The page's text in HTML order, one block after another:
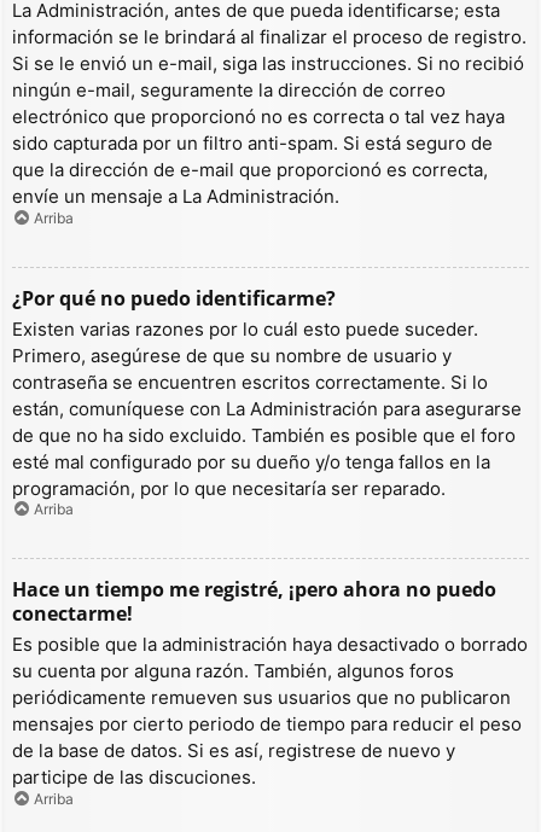
La Administración, antes de que pueda identificarse; esta
información se le brindará al finalizar el proceso de registro.
Si se le envió un e-mail, siga las instrucciones. Si no recibió
ningún e-mail, seguramente la dirección de correo
electrónico que proporcionó no es correcta o tal vez haya
sido capturada por un filtro anti-spam. Si está seguro de
que la dirección de e-mail que proporcionó es correcta,
envíe un mensaje a La Administración.
Arriba
¿Por qué no puedo identificarme?
Existen varias razones por lo cuál esto puede suceder.
Primero, asegúrese de que su nombre de usuario y
contraseña se encuentren escritos correctamente. Si lo
están, comuníquese con La Administración para asegurarse
de que no ha sido excluido. También es posible que el foro
esté mal configurado por su dueño y/o tenga fallos en la
programación, por lo que necesitaría ser reparado.
Arriba
Hace un tiempo me registré, ¡pero ahora no puedo
conectarme!
Es posible que la administración haya desactivado o borrado
su cuenta por alguna razón. También, algunos foros
periódicamente remueven sus usuarios que no publicaron
mensajes por cierto periodo de tiempo para reducir el peso
de la base de datos. Si es así, registrese de nuevo y
participe de las discuciones.
Arriba